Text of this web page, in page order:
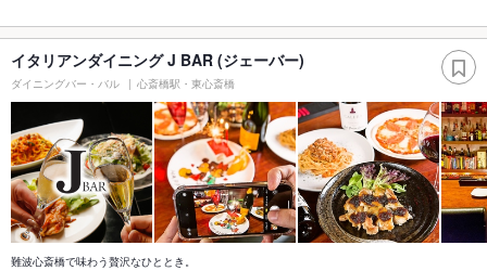
イタリアンダイニング J BAR (ジェーバー)
ダイニングバー・バル 心斎橋駅・東心斎橋
難波心斎橋で味わう贅沢なひととき。